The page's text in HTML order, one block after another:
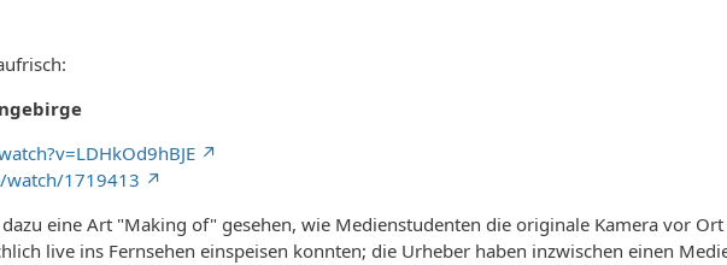
1719413
eine Art "Making of" gesehen, wie Medienstudenten die originale Kamera vor
live ins Fernsehen einspeisen konnten; die Urheber haben inzwischen einen